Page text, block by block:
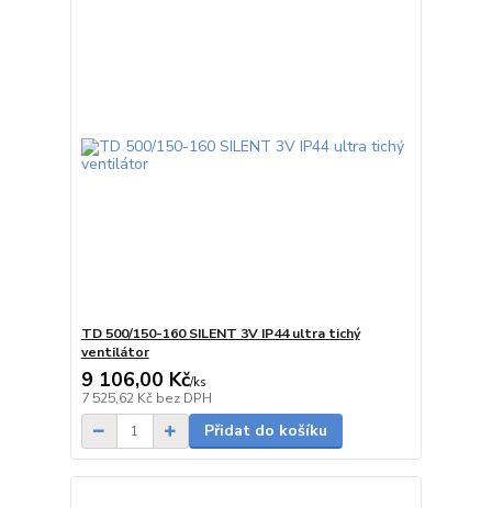
TD 500/150-160 SILENT 3V IP44 ultra tichý
ventilátor
9 106,00 Kč/ks
7 525,62 Kč bez DPH
Přidat do košíku